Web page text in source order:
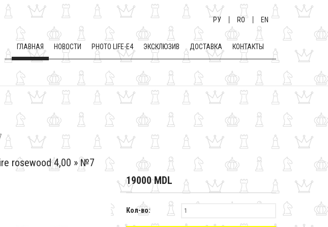
РУ RO EN
ГЛАВНАЯ НОВОСТИ PHOTO LIFE-E4 ЭКСКЛЮЗИВ ДОСТАВКА КОНТАКТЫ
rosewood 4,00 » №7
19000 MDL
Кол-во: